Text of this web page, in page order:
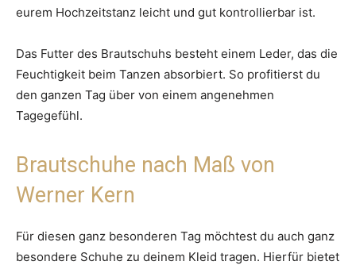
eurem Hochzeitstanz leicht und gut kontrollierbar ist.
Das Futter des Brautschuhs besteht einem Leder, das die
Feuchtigkeit beim Tanzen absorbiert. So profitierst du
den ganzen Tag über von einem angenehmen
Tagegefühl.
Brautschuhe nach Maß von
Werner Kern
Für diesen ganz besonderen Tag möchtest du auch ganz
besondere Schuhe zu deinem Kleid tragen. Hierfür bietet